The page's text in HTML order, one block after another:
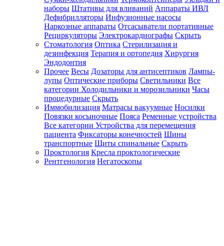
наборы Штативы для вливаний Аппараты ИВЛ
Дефибрилляторы Инфузионные насосы
Наркозные аппараты Отсасыватели портативные
Рециркуляторы Электрокардиографы Скрыть
Стоматология Оптика Стерилизация и
дезинфекция Терапия и ортопедия Хирургия
Эндодонтия
Прочее Весы Дозаторы для антисептиков Лампы-
лупы Оптические приборы Светильники Все
категории Холодильники и морозильники Часы
процедурные Скрыть
Иммобилизация Матрасы вакуумные Носилки
Повязки косыночные Пояса Ременные устройства
Все категории Устройства для перемещения
пациента Фиксаторы конечностей Шины
транспортные Щиты спинальные Скрыть
Проктология Кресла проктологические
Рентгенология Негатоскопы